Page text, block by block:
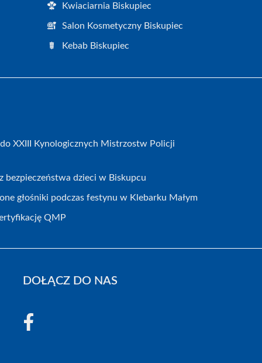
Kwiaciarnia Biskupiec
Salon Kosmetyczny Biskupiec
Kebab Biskupiec
XXIII Kynologicznych Mistrzostw Policji
bezpieczeństwa dzieci w Biskupcu
głośniki podczas festynu w Klebarku Małym
QMP
DOŁĄCZ DO NAS